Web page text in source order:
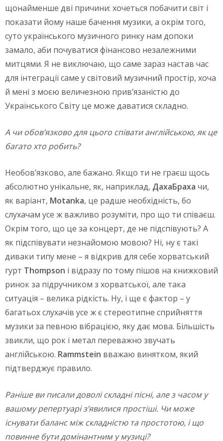
щонайменше дві причини: хочеться побачити світ і
показати йому наше бачення музики, а окрім того,
суто українського музичного ринку нам допоки
замало, аби почуватися фінансово незалежними
митцями. Я не виключаю, що саме зараз настав час
для інтеграції саме у світовий музичний простір, хоча
й мені з моєю величезною прив’язаністю до
Українського Світу це може даватися складно.
А чи обов’язково для цього співати англійською, як це
багато хто робить?
Необов’язково, але бажано. Якщо ти не граєш щось
абсолютно унікальне, як, наприклад, ДахаБраха чи,
як варіант, Motanka, це радше необхідність, бо
слухачам усе ж важливо розуміти, про що ти співаєш.
Окрім того, що це за концерт, де не підспівують? А
як підспівувати незнайомою мовою? Ні, ну є такі
диваки типу мене – я відкрив для себе хорватський
гурт Thompson і відразу по тому пішов на книжковий
ринок за підручником з хорватської, але така
ситуація – велика рідкість. Ну, і ще є фактор – у
багатьох слухачів усе ж є стереотипне сприйняття
музики за певною вібрацією, яку дає мова. Більшість
звикли, що рок і метал переважно звучать
англійською. Rammstein вважаю винятком, який
підтверджує правило.
Раніше ви писали доволі складні пісні, але з часом у
вашому репертуарі з’явилисяпростіші. Чи може
існувати баланс між складністю та простотою, і що
повинне бути домінантним у музиці?